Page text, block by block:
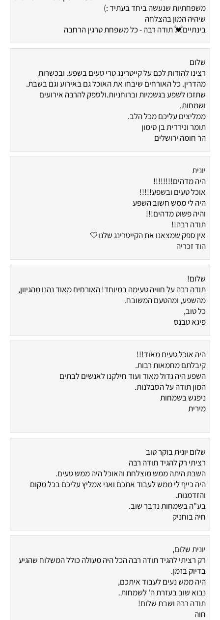
משפחתיות שנעשה ביחד בעתיד :)
שיהיה המון בהצלחה
בינתיים💓 תודה רבה - כל משפחת טרגין הרחבה
שלום
רצינו להודות לכם על קייטרינג טרי טעים בשפע. ובכשרות
מהדרין. כל האורחים שיבחו את האוכל גם באירוע וגם בשבת.
שתזכו לשפע בגשמיות וברוחניות.ולספק להרבה אירועים
ושמחות.
ממליצים עליכם מכל הלב.
תומר ונירדית בן סימון
הר חומה ירושלים
יונית
היה מדהים!!!!!!!!
אוכל טעים ובשפע!!!!!
היה לי ממש חשוב השפע
והיה פשוט מדהים!!!
תודה רבה!!
אין ספק שמצאנו את הקייטרינג שלנו🤍
הוד זכריה
שלום!
תודה רבה על חוויה טעימה במיוחד! האורחים מאוד נהנו מהגיוון,
מהשפע, ומהטעם המשובח.
כל טוב,
פיגא טבנס
היה אוכל טעים מאוד!!!
קיבלתם מחמאות רבות.
השפע היה גדול מאוד ועוד חילקנו לאנשים לבתים
המון תודה על הסבלנות.
ניפגש בשמחות
מירית
שלום יונית בוקר טוב
רציתי רק להגיד תודה רבה
השבת היתה ממש מוצלחת והאוכל היה ממש טעים.
היה כייף לי ממש לעבוד אתכם ואני אמליץ עליכם בכל מקום
והזדמנות.
בע"ה בשמחות נדבר שוב.
חיה בוחניק
יונית שלום,
רק רציתי להגיד תודה רבה הכל היה מעולה כולל המשלוח שהגיע
בדיוק בזמן.
היה ממש נעים לעבוד איתכם,
נבוא שוב בעזרת ה' לשמחות.
תודה רבה ושבת שלום!
חוה